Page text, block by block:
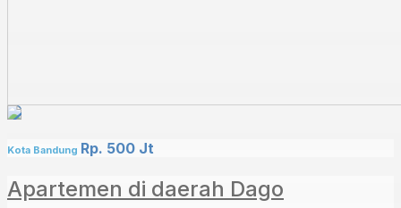
Kota Bandung Rp. 500 Jt
Apartemen di daerah Dago